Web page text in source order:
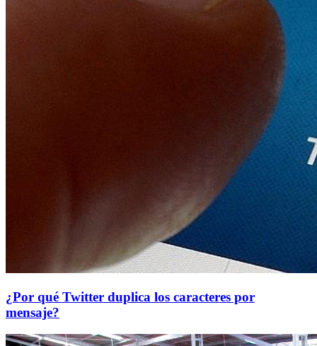
¿Por qué Twitter duplica los caracteres por
mensaje?